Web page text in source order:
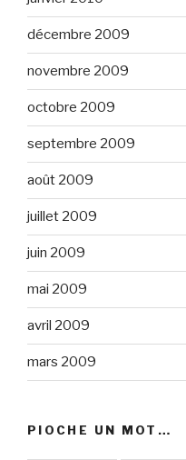
décembre 2009
novembre 2009
octobre 2009
septembre 2009
août 2009
juillet 2009
juin 2009
mai 2009
avril 2009
mars 2009
PIOCHE UN MOT…